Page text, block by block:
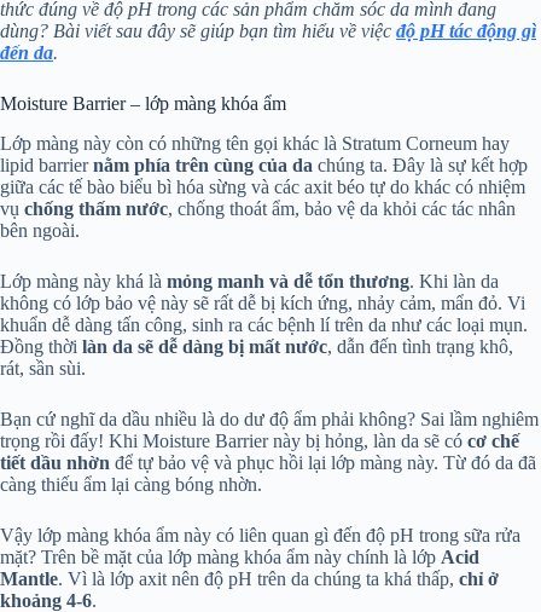
thức đúng về độ pH trong các sản phẩm chăm sóc da mình đang
dùng? Bài viết sau đây sẽ giúp bạn tìm hiểu về việc độ pH tác động gì
đến da.
Moisture Barrier – lớp màng khóa ẩm
Lớp màng này còn có những tên gọi khác là Stratum Corneum hay
lipid barriernằm phía trên cùng của da chúng ta. Đây là sự kết hợp
giữa các tế bào biểu bì hóa sừng và các axit béo tự do khác có nhiệm
vụ chống thấm nước, chống thoát ẩm, bảo vệ da khỏi các tác nhân
bên ngoài.
Lớp màng này khá là mỏng manh và dễ tổn thương. Khi làn da
không có lớp bảo vệ này sẽ rất dễ bị kích ứng, nhảy cảm, mẩn đỏ. Vi
khuẩn dễ dàng tấn công, sinh ra các bệnh lí trên da như các loại mụn.
Đồng thời làn da sẽ dễ dàng bị mất nước, dẫn đến tình trạng khô,
rát, sần sùi.
Bạn cứ nghĩ da dầu nhiều là do dư độ ẩm phải không? Sai lầm nghiêm
trọng rồi đấy! Khi Moisture Barrier này bị hỏng, làn da sẽ có cơ chế
tiết dầu nhờn để tự bảo vệ và phục hồi lại lớp màng này. Từ đó da đã
càng thiếu ẩm lại càng bóng nhờn.
Vậy lớp màng khóa ẩm này có liên quan gì đến độ pH trong sữa rửa
mặt? Trên bề mặt của lớp màng khóa ẩm này chính là lớp Acid
Mantle. Vì là lớp axit nên độ pH trên da chúng ta khá thấp, chỉ ở
khoảng 4-6.